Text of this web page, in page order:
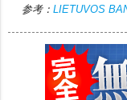
参考： LIETUVOS